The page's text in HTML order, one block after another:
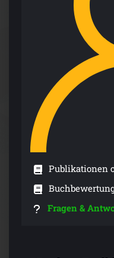
Publikationen
Fragen &